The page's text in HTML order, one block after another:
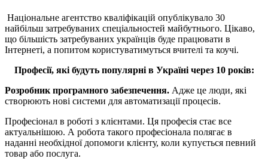
Національне агентство кваліфікацій опублікувало 30
найбільш затребуваних спеціальностей майбутнього. Цікаво,
що більшість затребуваних українців буде працювати в
Інтернеті, а попитом користуватимуться вчителі та коучі.
Професії, які будуть популярні в Україні через 10 років:
Розробник програмного забезпечення. Адже це люди, які
створюють нові системи для автоматизації процесів.
Професіонал в роботі з клієнтами. Ця професія стає все
актуальнішою. А робота такого професіонала полягає в
наданні необхідної допомоги клієнту, коли купується певний
товар або послуга.